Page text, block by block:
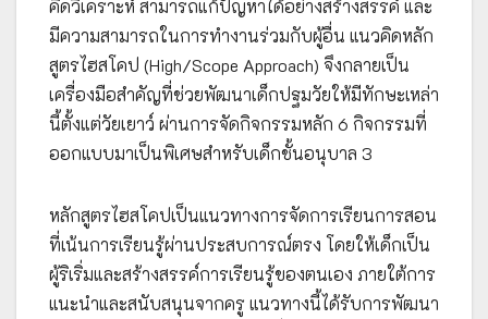
คิดวิเคราะห์ สามารถแก้ปัญหาได้อย่างสร้างสรรค์ และ
มีความสามารถในการทำงานร่วมกับผู้อื่น แนวคิดหลัก
สูตรไฮสโคป (High/Scope Approach) จึงกลายเป็น
เครื่องมือสำคัญที่ช่วยพัฒนาเด็กปฐมวัยให้มีทักษะเหล่า
นี้ตั้งแต่วัยเยาว์ ผ่านการจัดกิจกรรมหลัก 6 กิจกรรมที่
ออกแบบมาเป็นพิเศษสำหรับเด็กชั้นอนุบาล 3
หลักสูตรไฮสโคปเป็นแนวทางการจัดการเรียนการสอน
ที่เน้นการเรียนรู้ผ่านประสบการณ์ตรง โดยให้เด็กเป็น
ผู้ริเริ่มและสร้างสรรค์การเรียนรู้ของตนเอง ภายใต้การ
แนะนำและสนับสนุนจากครู แนวทางนี้ได้รับการพัฒนา